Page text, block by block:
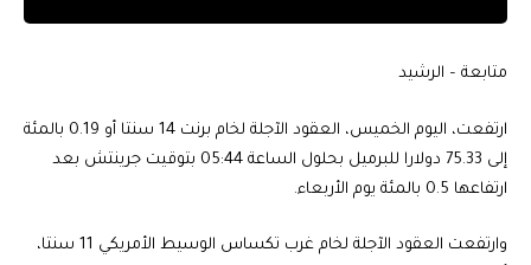
متابعة – الرشيد
ارتفعت، اليوم الخميس، العقود الآجلة لخام برنت 14 سنتا أو 0.19 بالمئة
إلى 75.33 دولارا للبرميل بحلول الساعة 05:44 بتوقيت جرينتش بعد
ارتفاعها 0.5 بالمئة يوم الأربعاء.
وارتفعت العقود الآجلة لخام غرب تكساس الوسيط الأمريكي 11 سنتا،